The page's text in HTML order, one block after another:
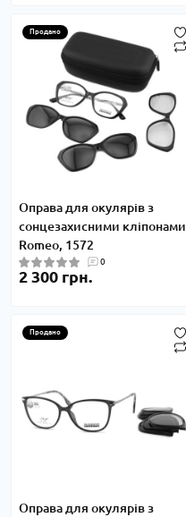
Продано
Оправа для окулярів з
сонцезахисними кліпонами
Romeo, 1572
0
2 300 грн.
Продано
Оправа для окулярів з